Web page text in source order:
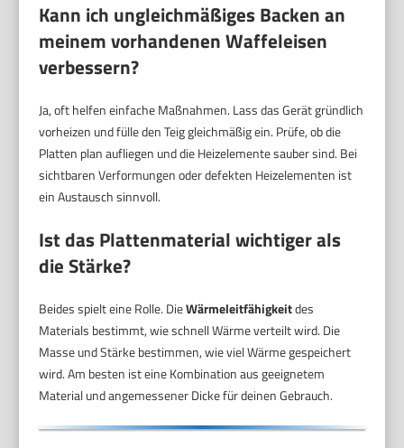
Kann ich ungleichmäßiges Backen an
meinem vorhandenen Waffeleisen
verbessern?
Ja, oft helfen einfache Maßnahmen. Lass das Gerät gründlich
vorheizen und fülle den Teig gleichmäßig ein. Prüfe, ob die
Platten plan aufliegen und die Heizelemente sauber sind. Bei
sichtbaren Verformungen oder defekten Heizelementen ist
ein Austausch sinnvoll.
Ist das Plattenmaterial wichtiger als
die Stärke?
Beides spielt eine Rolle. DieWärmeleitfähigkeitdes
Materials bestimmt, wie schnell Wärme verteilt wird. Die
Masse und Stärke bestimmen, wie viel Wärme gespeichert
wird. Am besten ist eine Kombination aus geeignetem
Material und angemessener Dicke für deinen Gebrauch.